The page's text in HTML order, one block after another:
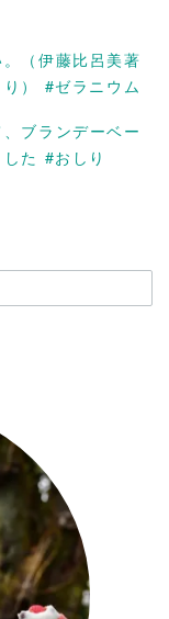
（伊藤比呂美著
り） #ゼラニウム
ブランデーベー
た #おしり